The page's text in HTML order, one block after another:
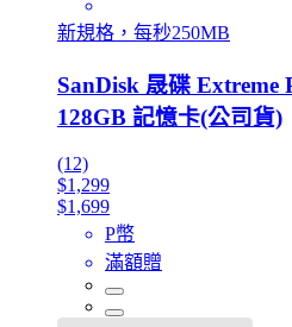
新規格，每秒250MB
SanDisk 晟碟 Extreme
128GB 記憶卡(公司貨)
(12)
$1,299
$1,699
P幣
滿額贈